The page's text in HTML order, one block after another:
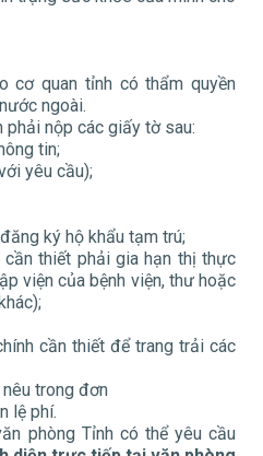
cơ quan tỉnh có thẩm quyền
ngoài.
nộp các giấy tờ sau:
tin;
yêu cầu);
ký hộ khẩu tạm trú;
thiết phải gia hạn thị thực
viện của bệnh viện, thư hoặc
cần thiết để trang trải các
trong đơn
lệ phí.
phòng Tỉnh có thể yêu cầu